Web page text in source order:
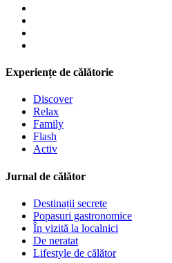
Experiențe de călătorie
Discover
Relax
Family
Flash
Activ
Jurnal de călător
Destinații secrete
Popasuri gastronomice
În vizită la localnici
De neratat
Lifestyle de călător